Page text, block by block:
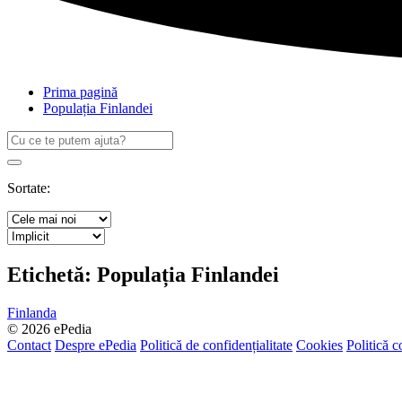
Prima pagină
Populația Finlandei
Caută
după:
Search
Sortate:
Etichetă: Populația Finlandei
Finlanda
© 2026 ePedia
Contact Despre ePedia Politică de confidențialitate Cookies Politică